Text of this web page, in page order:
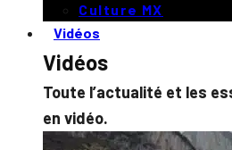
Culture MX
Vidéos
Vidéos
Toute l’actualité et les
en vidéo.